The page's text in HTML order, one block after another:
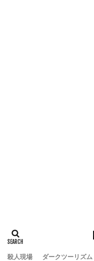
殺人現場 ダークツーリズム